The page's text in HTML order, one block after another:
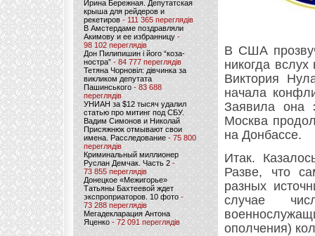
Ирина Бережная. Депутатская
крыша для рейдеров и
рекетиров - 111 365 переглядів
В Амстердаме поздравляли
Акимову и ее избранницу -
98 102 переглядів
Дон Пилипишин і його “коза-
ностра” - 84 777 переглядів
Тетяна Чорновіл: дівчинка за
викликом депутата
Пашинського- 83 688
переглядів
УНИАН за $12 тысяч удалил
статью про митинг под СБУ.
Вадим Симонов и Николай
Присяжнюк отмывают свои
имена. Расследование - 75 800
переглядів
Криминальный миллионер
Руслан Демчак. Часть 2-
73 855 переглядів
Донецкое «Межигорье»
Татьяны Бахтеевой ждет
экспроприаторов. 10 фото -
73 288 переглядів
Мегадекларация Антона
Яценко - 72 091 переглядів
В США
никогда
Виктория
начала
Заявила она
Москва
на Донбассе.
Итак.
Разве, что
разных
случае
ополчения)